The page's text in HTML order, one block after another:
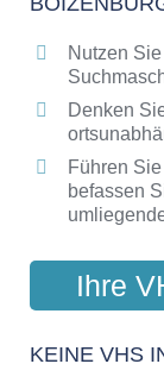
Nutzen
Denken
Führen
befassen
Ihre
KEINE VHS